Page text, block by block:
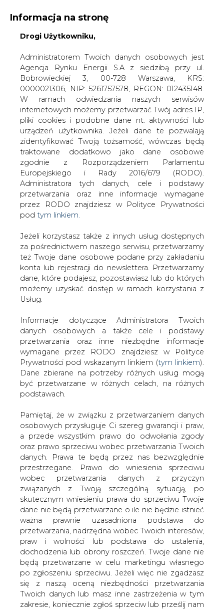
KONTAKT:
WYDAWCA PORTALU:
WYSOKI KONTRAST WIELKOŚĆ TEKSTU A A
ZALOGUJ SIĘ
WŁĄCZ CIRE.TV
Informacja na stronę
Drogi Użytkowniku,
Administratorem Twoich danych osobowych jest
Agencja Rynku Energii S.A z siedzibą przy ul.
Bobrowieckiej 3, 00-728 Warszawa, KRS:
0000021306, NIP: 5261757578, REGON: 012435148.
W ramach odwiedzania naszych serwisów
internetowych możemy przetwarzać Twój adres IP,
pliki cookies i podobne dane nt. aktywności lub
urządzeń użytkownika. Jeżeli dane te pozwalają
zidentyfikować Twoją tożsamość, wówczas będą
traktowane dodatkowo jako dane osobowe
zgodnie z Rozporządzeniem Parlamentu
Europejskiego i Rady 2016/679 (RODO).
Administratora tych danych, cele i podstawy
przetwarzania oraz inne informacje wymagane
przez RODO znajdziesz w Polityce Prywatności
pod tym linkiem.
Jeżeli korzystasz także z innych usług dostępnych
za pośrednictwem naszego serwisu, przetwarzamy
też Twoje dane osobowe podane przy zakładaniu
konta lub rejestracji do newslettera. Przetwarzamy
dane, które podajesz, pozostawiasz lub do których
możemy uzyskać dostęp w ramach korzystania z
Usług.
Informacje dotyczące Administratora Twoich
danych osobowych a także cele i podstawy
przetwarzania oraz inne niezbędne informacje
wymagane przez RODO znajdziesz w Polityce
Prywatności pod wskazanym linkiem (tym linkiem).
Dane zbierane na potrzeby różnych usług mogą
być przetwarzane w różnych celach, na różnych
podstawach.
Pamiętaj, że w związku z przetwarzaniem danych
osobowych przysługuje Ci szereg gwarancji i praw,
a przede wszystkim prawo do odwołania zgody
oraz prawo sprzeciwu wobec przetwarzania Twoich
danych. Prawa te będą przez nas bezwzględnie
przestrzegane. Prawo do wniesienia sprzeciwu
wobec przetwarzania danych z przyczyn
związanych z Twoją szczególną sytuacją, po
skutecznym wniesieniu prawa do sprzeciwu Twoje
dane nie będą przetwarzane o ile nie będzie istnieć
ważna prawnie uzasadniona podstawa do
przetwarzania, nadrzędna wobec Twoich interesów,
praw i wolności lub podstawa do ustalenia,
dochodzenia lub obrony roszczeń. Twoje dane nie
będą przetwarzane w celu marketingu własnego
po zgłoszeniu sprzeciwu. Jeżeli więc nie zgadzasz
się z naszą oceną niezbędności przetwarzania
Twoich danych lub masz inne zastrzeżenia w tym
zakresie, koniecznie zgłoś sprzeciw lub prześlij nam
Strona główna
SERWIS INFORMACYJNY CIRE
Wzrósł eksport energii z Polski
2010-05-27 00:00
skomentuj
udostępnij:
Wzrósł eksport energii z Polski
Jak poinformował &#8222;Dziennik
Gazeta Prawna&#8221;, Polska
wyeksportowała w 2009 roku 2,19 TWh
energii elektrycznej, czyli trzykrotnie
więcej niż w roku 2008. Jest jednak
wciąż mniej niż, w roku 2007 i latach
wcześniejszych.
PSE Operator udostępnia zdolności przesyłowe w
kierunku import i eksport w trybie skoordynowanych
przetargów organizowanych przez biuro aukcyjne CAO
Central Allocation Office GmbH z siedzibą we Freising w
Niemczech. Zdolności przesyłowe oferowane są w
trzech trybach: rocznym, miesięcznym i dobowym –
czytamy w DGP.